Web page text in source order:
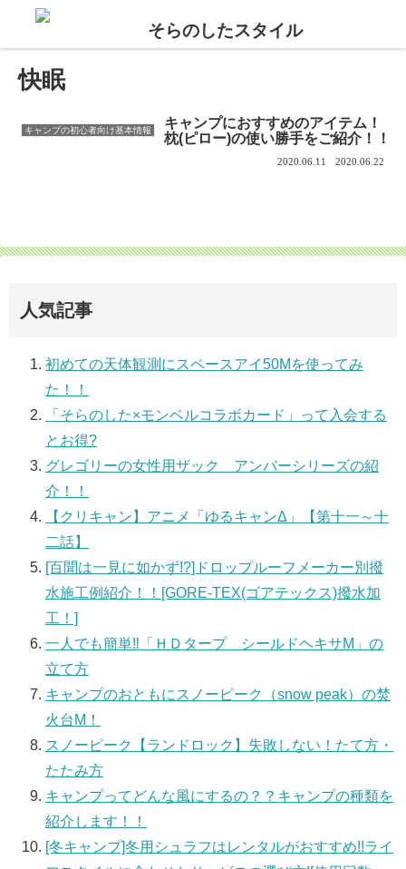
快眠
キャンプの初心者向け基本情報
キャンプにおすすめのアイテム！
枕(ピロー)の使い勝手をご紹介！！
2020.06.11 2020.06.22
人気記事
初めての天体観測にスペースアイ50Mを使ってみ
た！！
「そらのした×モンベルコラボカード」って入会する
とお得?
グレゴリーの女性用ザック アンバーシリーズの紹
介！！
【クリキャン】アニメ「ゆるキャンΔ」【第十一～十
二話】
[百聞は一見に如かず!?]ドロップルーフメーカー別撥
水施工例紹介！！[GORE-TEX(ゴアテックス)撥水加
工！]
一人でも簡単‼「ＨＤタープ シールドヘキサM」の
立て方
キャンプのおともにスノーピーク（snow peak）の焚
火台M！
スノーピーク【ランドロック】失敗しない！たて方・
たたみ方
キャンプってどんな風にするの？？キャンプの種類を
紹介します！！
[冬キャンプ]冬用シュラフはレンタルがおすすめ!!ライ